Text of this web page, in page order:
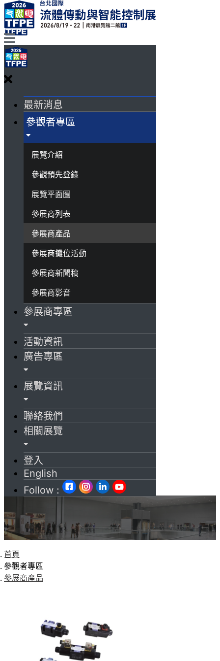
最新消息
參觀者專區
展覽介紹
參觀預先登錄
展覽平面圖
參展商列表
參展商產品
參展商攤位活動
參展商新聞稿
參展商影音
參展商專區
活動資訊
廣告專區
展覽資訊
聯絡我們
相關展覽
登入
English
Follow :
首頁
參觀者專區
參展商產品